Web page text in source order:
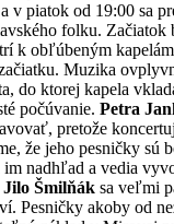
v piatok od 19:00 sa
folku. Začiatok
k obľúbeným
Muzika
do ktorej kapela
počúvanie. Petra
pretože
že jeho pesničky sú
im nadhľad a vedia
Šmilňák sa veľmi
Pesničky akoby od